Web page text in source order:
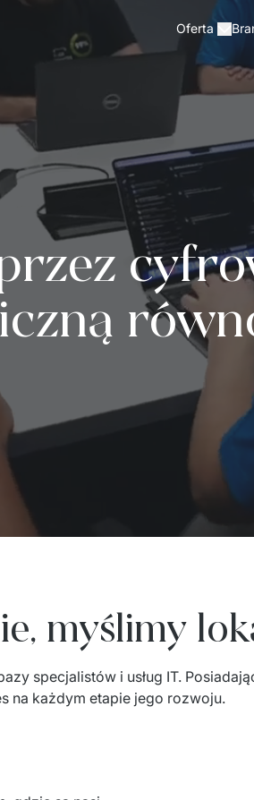
Oferta
myślimy
specjalistów i usług IT.
na każdym etapie jego rozwoju.